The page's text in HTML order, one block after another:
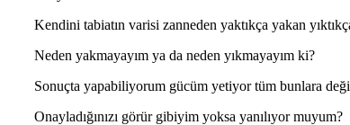
Kendini tabiatın varisi zanneden yaktıkça yakan
Neden yakmayayım ya da neden yıkmayayım ki?
Sonuçta yapabiliyorum gücüm yetiyor tüm bunlara
Onayladığınızı görür gibiyim yoksa yanılıyor muyum?